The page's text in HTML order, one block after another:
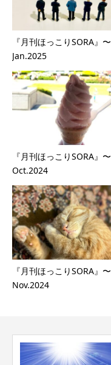
『月刊ほっこりSORA』〜
Jan.2025
『月刊ほっこりSORA』〜
Oct.2024
『月刊ほっこりSORA』〜
Nov.2024